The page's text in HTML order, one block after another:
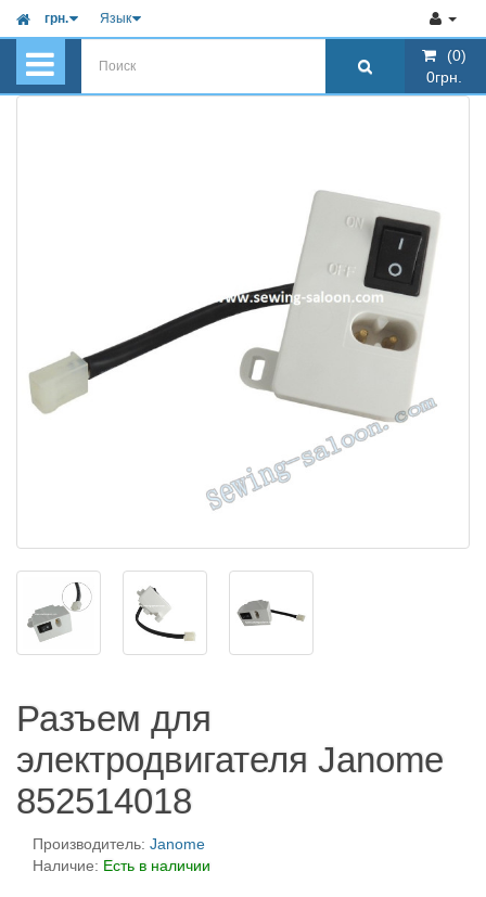
грн. Язык
(0)
0грн.
Разъем для
электродвигателя Janome
852514018
Производитель: Janome
Наличие: Есть в наличии